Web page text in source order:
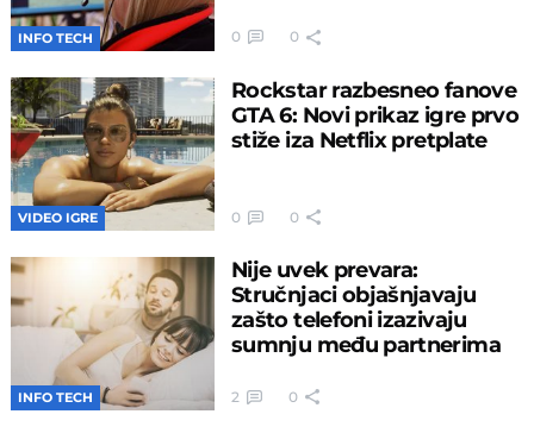
INFO TECH 0 0
VIDEO IGRE
Rockstar razbesneo fanove
GTA 6: Novi prikaz igre prvo
stiže iza Netflix pretplate
0 0
INFO TECH
Nije uvek prevara:
Stručnjaci objašnjavaju
zašto telefoni izazivaju
sumnju među partnerima
2 0